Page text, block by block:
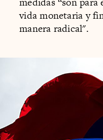
vida monetaria y
manera radical".